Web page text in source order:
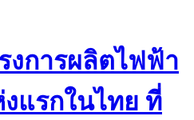
งการผลิตไฟฟ้า
แรกในไทย ที่